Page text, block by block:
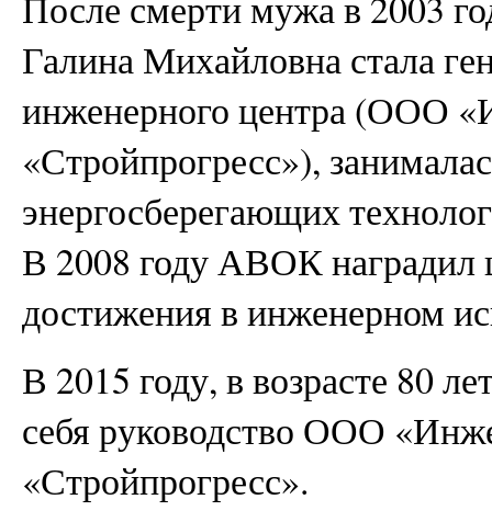
Галина Михайловна стала
инженерного центра (ООО
«Стройпрогресс»),
энергосберегающих
В 2008 году АВОК наградил
достижения в инженерном
В 2015 году, в возрасте 80
себя руководство ООО
«Стройпрогресс».